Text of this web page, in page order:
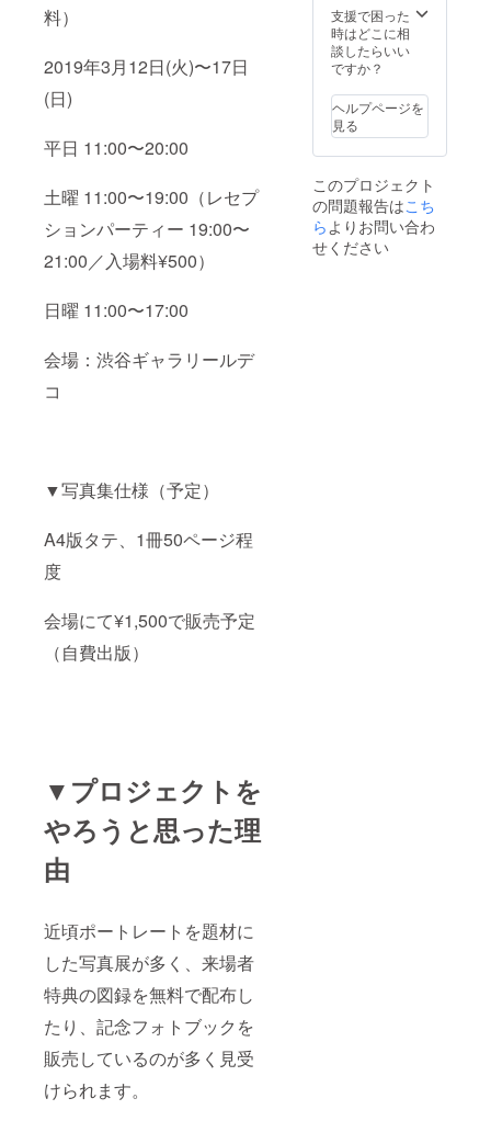
料）
2019年3月12日(火)〜17日
(日)
平日 11:00〜20:00
土曜 11:00〜19:00（レセプ
ションパーティー 19:00〜
21:00／入場料¥500）
日曜 11:00〜17:00
会場：渋谷ギャラリールデ
コ
▼写真集仕様（予定）
A4版タテ、1冊50ページ程
度
会場にて¥1,500で販売予定
（自費出版）
▼プロジェクトを
やろうと思った理
由
近頃ポートレートを題材に
した写真展が多く、来場者
特典の図録を無料で配布し
たり、記念フォトブックを
販売しているのが多く見受
けられます。
方は屋外撮影の
みとさせていた
だきます。 ※途
中30分〜1時間
と、適宜休憩を
とっていただき
ますようよろし
くお願いしま
す。 ※衣装はこ
ちらの用意する
私服のみとさせ
ていただきま
す。（大まかな
相談は可）
支援で困った
時はどこに相
談したらいい
ですか？
ヘルプページを
見る
このプロジェクト
の問題報告はこち
らよりお問い合わ
せください